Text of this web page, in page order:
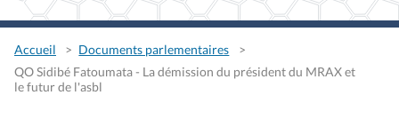
Accueil
Documents parlementaires
QO Sidibé Fatoumata - La démission du président du MRAX et
le futur de l'asbl